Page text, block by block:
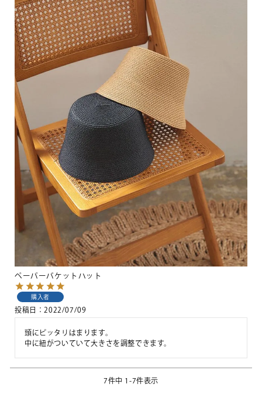
ペーパーバケットハット
購入者
投稿日 2022/07/09
頭にピッタリはまります。
中に紐がついていて大きさを調整できます。
7件中 1 -7件表示